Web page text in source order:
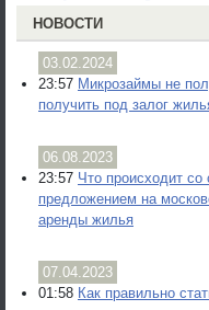
НОВОСТИ
03.02.2024
23:57 Микрозаймы не
получить под залог
06.08.2023
23:57 Что происходит со
предложением на
аренды жилья
07.04.2023
01:58 Как правильно